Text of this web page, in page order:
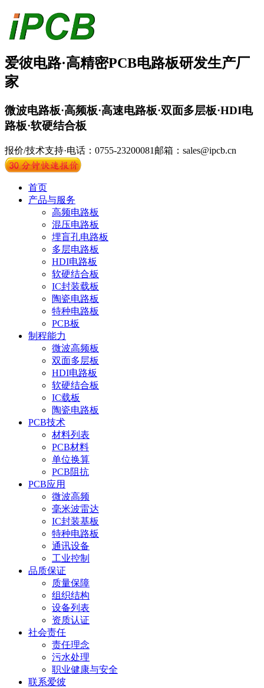
爱彼电路·高精密PCB电路板研发生产厂
家
微波电路板·高频板·高速电路板·双面多层板·HDI电
路板·软硬结合板
报价/技术支持·电话：0755-23200081 邮箱：sales@ipcb.cn
首页
产品与服务
高频电路板
混压电路板
埋盲孔电路板
多层电路板
HDI电路板
软硬结合板
IC封装载板
陶瓷电路板
特种电路板
PCB板
制程能力
微波高频板
双面多层板
HDI电路板
软硬结合板
IC载板
陶瓷电路板
PCB技术
材料列表
PCB材料
单位换算
PCB阻抗
PCB应用
微波高频
毫米波雷达
IC封装基板
特种电路板
通讯设备
工业控制
品质保证
质量保障
组织结构
设备列表
资质认证
社会责任
责任理念
污水处理
职业健康与安全
联系爱彼